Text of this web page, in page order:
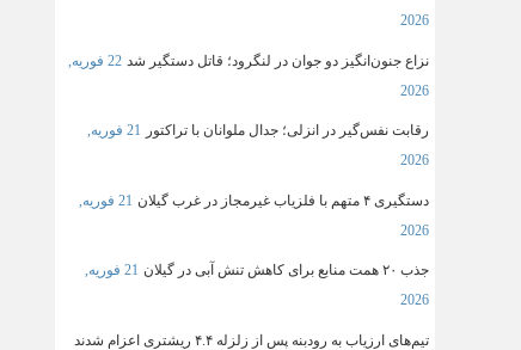
2026
نزاع جنون‌انگیز دو جوان در لنگرود؛ قاتل دستگیر شد
22 فوریه,
2026
رقابت نفس‌گیر در انزلی؛ جدال ملوانان با تراکتور
21 فوریه,
2026
دستگیری ۴ متهم با فلزیاب غیرمجاز در غرب گیلان
21 فوریه,
2026
جذب ۲۰ همت منابع برای کاهش تنش آبی در گیلان
21 فوریه,
2026
تیم‌های ارزیاب به رودبنه پس از زلزله ۴.۴ ریشتری اعزام شدند